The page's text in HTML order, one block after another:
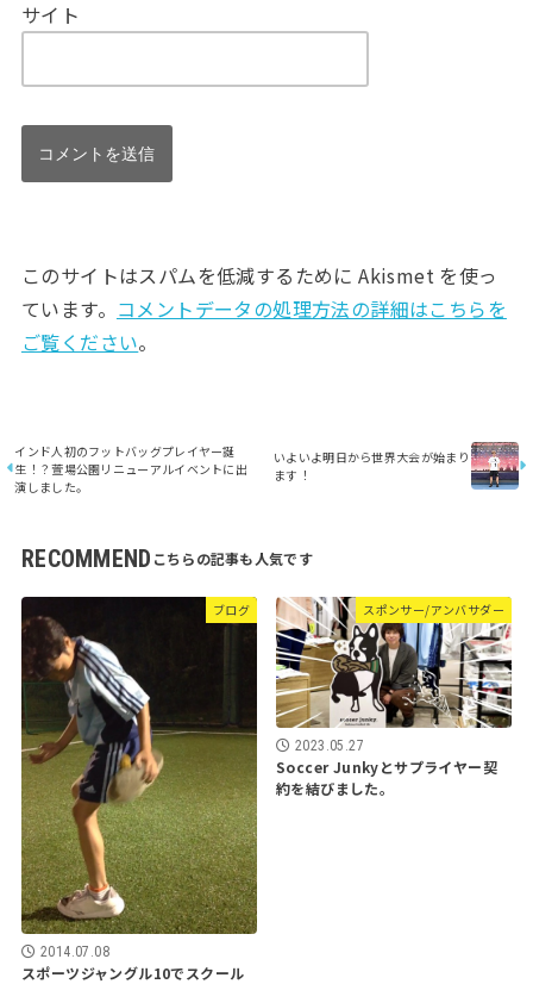
サイト
このサイトはスパムを低減するために Akismet を使っ
ています。 コメントデータの処理方法の詳細はこちらを
ご覧ください。
インド人初のフットバッグプレイヤー誕
生！？萱場公園リニューアルイベントに出
演しました。
いよいよ明日から世界大会が始まり
ます！
RECOMMEND
ブログ
2014.07.08
スポーツジャングル10でスクール
スポンサー/アンバサダー
2023.05.27
Soccer Junkyとサプライヤー契
約を結びました。